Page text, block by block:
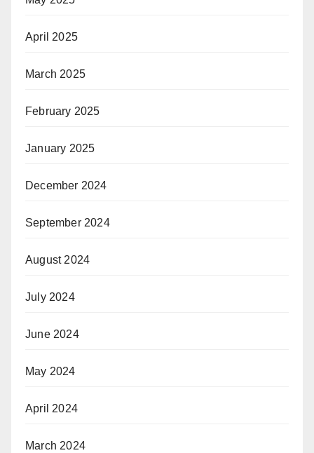
April 2025
March 2025
February 2025
January 2025
December 2024
September 2024
August 2024
July 2024
June 2024
May 2024
April 2024
March 2024